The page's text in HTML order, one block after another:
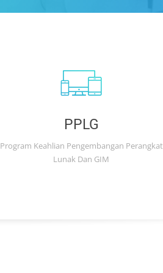
PPLG
Program Keahlian Pengembangan Perangkat
Lunak Dan GIM